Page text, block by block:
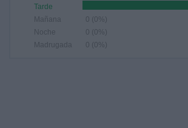
Tarde
Mañana
0 (0%)
Noche
0 (0%)
Madrugada
0 (0%)